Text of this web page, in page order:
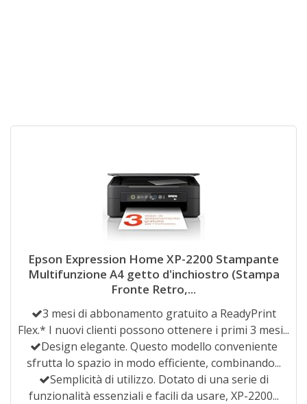
Epson Expression Home XP-2200 Stampante
Multifunzione A4 getto d'inchiostro (Stampa
Fronte Retro,...
3 mesi di abbonamento gratuito a ReadyPrint
Flex.* I nuovi clienti possono ottenere i primi 3 mesi...
Design elegante. Questo modello conveniente
sfrutta lo spazio in modo efficiente, combinando...
Semplicità di utilizzo. Dotato di una serie di
funzionalità essenziali e facili da usare, XP-2200...